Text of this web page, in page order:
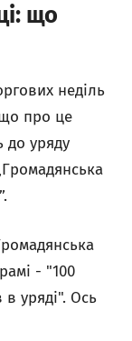
що
неділь
про це
до уряду
- "100
уряді". Ось